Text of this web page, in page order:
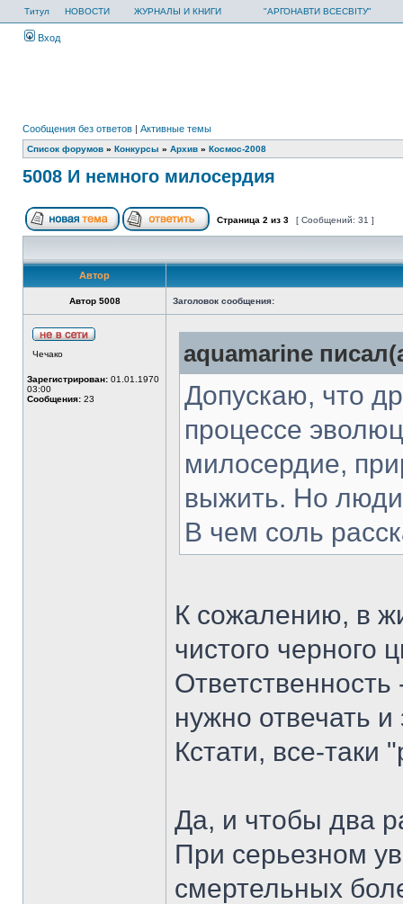
Титул НОВОСТИ ЖУРНАЛЫ И КНИГИ "АРГОНАВТИ ВСЕСВІТУ"
Вход
Сообщения без ответов | Активные темы
Список форумов » Конкурсы » Архив » Космос-2008
5008 И немного милосердия
Страница 2 из 3 [ Сообщений: 31 ]
Автор
Автор 5008 Заголовок сообщения:
Чечако
Зарегистрирован: 01.01.1970
03:00
Сообщения: 23
aquamarine
Допускаю, что
процессе
милосердие,
выжить. Но люди
В чем соль
К сожалению, в
чистого черного
Ответственность
нужно отвечать и
Кстати, все-таки
Да, и чтобы два
При серьезном
смертельных